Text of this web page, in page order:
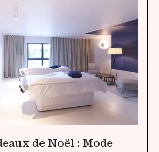
de Noël : Mode